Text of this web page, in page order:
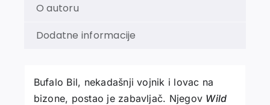
O autoru
Dodatne informacije
Bufalo Bil, nekadašnji vojnik i lovac na
bizone, postao je zabavljač. Njegov Wild